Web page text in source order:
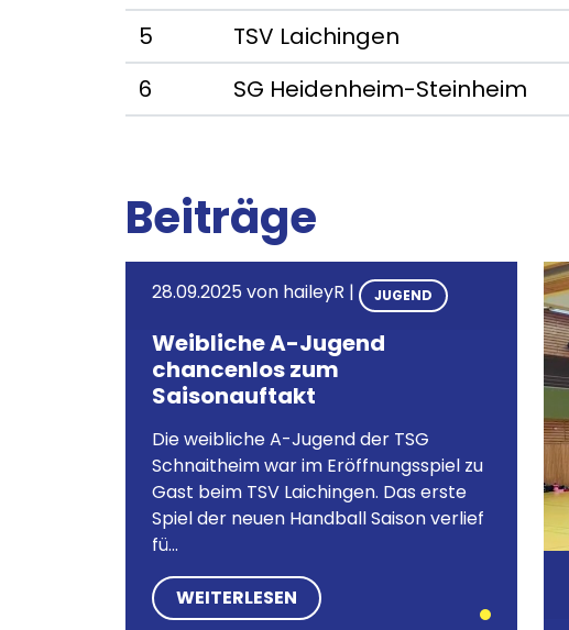
5
TSV Laichingen
6
SG Heidenheim-Steinheim
Beiträge
28.09.2025 von haileyR | JUGEND
Weibliche A-Jugend
chancenlos zum
Saisonauftakt
Die weibliche A-Jugend der TSG
Schnaitheim war im Eröffnungsspiel zu
Gast beim TSV Laichingen. Das erste
Spiel der neuen Handball Saison verlief
fü...
WEITERLESEN